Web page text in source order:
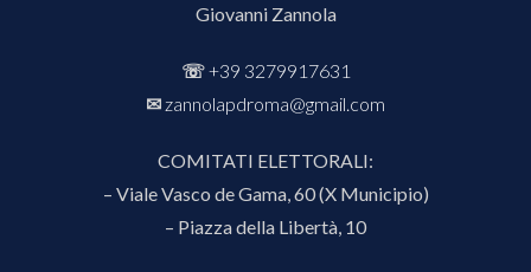
Giovanni Zannola
☏+39 3279917631
✉︎ zannolapdroma@gmail.com
COMITATI ELETTORALI:
– Viale Vasco de Gama, 60 (X Municipio)
– Piazza della Libertà, 10